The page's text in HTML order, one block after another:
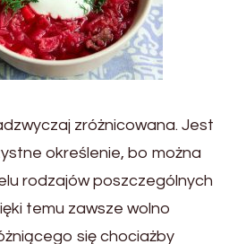
zróżnicowana. Jest
określenie, bo można
rodzajów poszczególnych
temu zawsze wolno
się chociażby